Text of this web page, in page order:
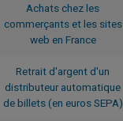
Achats chez les
commerçants et les sites
web en France
Retrait d'argent d'un
distributeur automatique
de billets (en euros SEPA)